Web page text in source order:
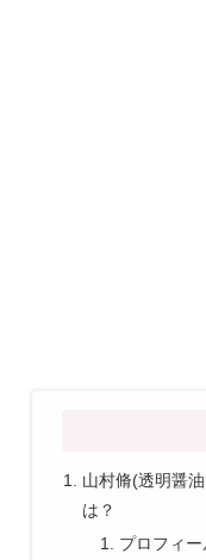
山村脩(透明醤
は？
プロフィー